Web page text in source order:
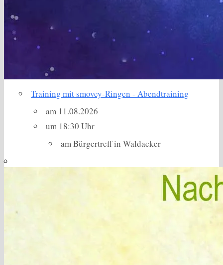
Training mit smovey-Ringen - Abendtraining
am 11.08.2026
um 18:30 Uhr
am Bürgertreff in Waldacker